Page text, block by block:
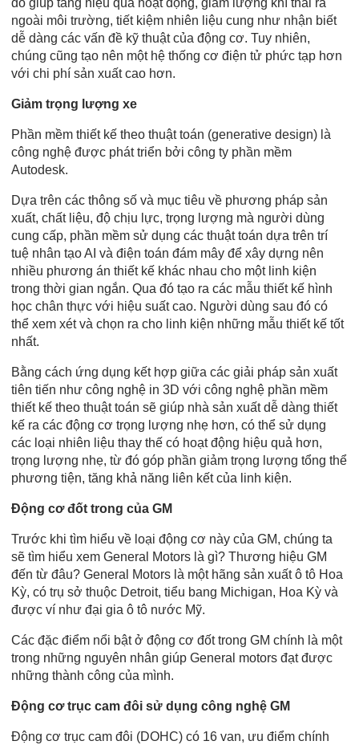
đó giúp tăng hiệu quả hoạt động, giảm lượng khí thải ra
ngoài môi trường, tiết kiệm nhiên liệu cung như nhận biết
dễ dàng các vấn đề kỹ thuật của động cơ. Tuy nhiên,
chúng cũng tạo nên một hệ thống cơ điện tử phức tạp hơn
với chi phí sản xuất cao hơn.
Giảm trọng lượng xe
Phần mềm thiết kế theo thuật toán (generative design) là
công nghệ được phát triển bởi công ty phần mềm
Autodesk.
Dựa trên các thông số và mục tiêu về phương pháp sản
xuất, chất liệu, độ chịu lực, trọng lượng mà người dùng
cung cấp, phần mềm sử dụng các thuật toán dựa trên trí
tuệ nhân tạo AI và điện toán đám mây để xây dựng nên
nhiều phương án thiết kế khác nhau cho một linh kiện
trong thời gian ngắn. Qua đó tạo ra các mẫu thiết kế hình
học chân thực với hiệu suất cao. Người dùng sau đó có
thể xem xét và chọn ra cho linh kiện những mẫu thiết kế tốt
nhất.
Bằng cách ứng dụng kết hợp giữa các giải pháp sản xuất
tiên tiến như công nghệ in 3D với công nghệ phần mềm
thiết kế theo thuật toán sẽ giúp nhà sản xuất dễ dàng thiết
kế ra các động cơ trọng lượng nhẹ hơn, có thể sử dụng
các loại nhiên liệu thay thế có hoạt động hiệu quả hơn,
trọng lượng nhẹ, từ đó góp phần giảm trọng lượng tổng thể
phương tiện, tăng khả năng liên kết của linh kiện.
Động cơ đốt trong của GM
Trước khi tìm hiểu về loại động cơ này của GM, chúng ta
sẽ tìm hiểu xem General Motors là gì? Thương hiệu GM
đến từ đâu? General Motors là một hãng sản xuất ô tô Hoa
Kỳ, có trụ sở thuộc Detroit, tiểu bang Michigan, Hoa Kỳ và
được ví như đại gia ô tô nước Mỹ.
Các đặc điểm nổi bật ở động cơ đốt trong GM chính là một
trong những nguyên nhân giúp General motors đạt được
những thành công của mình.
Động cơ trục cam đôi sử dụng công nghệ GM
Động cơ trục cam đôi (DOHC) có 16 van, ưu điểm chính